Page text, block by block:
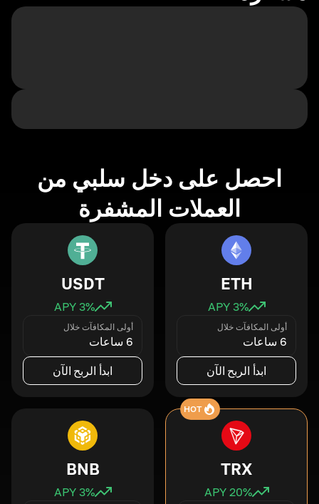
احصل على دخل سلبي من
العملات المشفرة
ETH
3% APY
أولى المكافآت خلال
6 ساعات
ابدأ الربح الآن
USDT
3% APY
أولى المكافآت خلال
6 ساعات
ابدأ الربح الآن
HOT
TRX
20% APY
BNB
3% APY